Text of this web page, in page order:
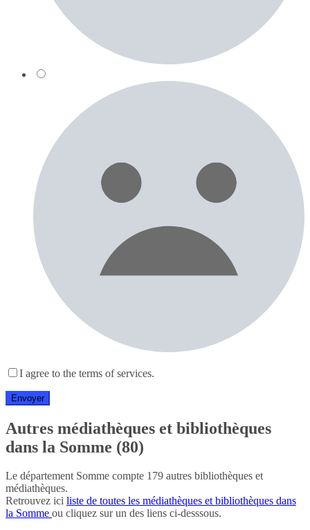
I agree to the terms of services.
Autres médiathèques et bibliothèques
dans la Somme (80)
Le département Somme compte 179 autres bibliothèques et
médiathèques.
Retrouvez ici liste de toutes les médiathèques et bibliothèques dans
la Somme ou cliquez sur un des liens ci-desssous.